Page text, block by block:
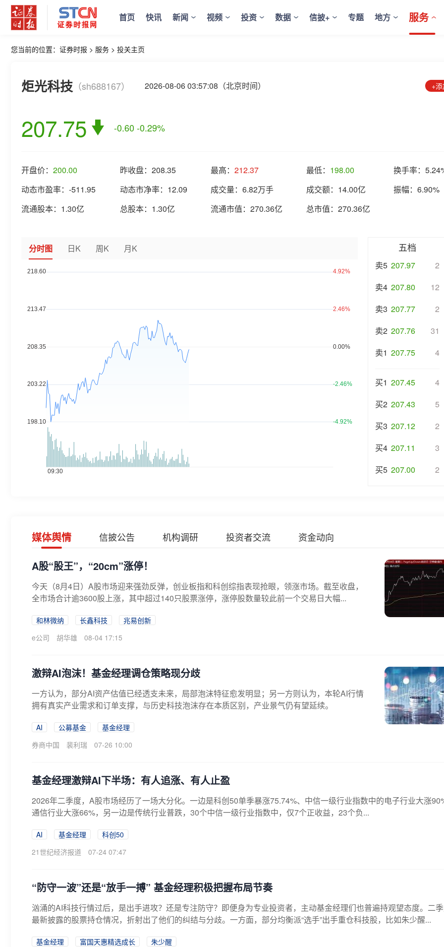
首页 快讯 新闻 视频 投资 数据 信披+ 专题 地方 服务
您当前的位置： 证券时报 > 服务 > 投关主页
炬光科技 （sh688167） 2026-08-06 03:57:08（北京时间） +
207.75 -0.60-0.29%
开盘价： 200.00 昨收盘： 208.35 最高： 212.37 最低： 198.00 换手率：
动态市盈率： -511.95 动态市净率： 12.09 成交量： 6.82万手 成交额： 14.00亿 振幅： 6.90%
流通股本： 1.30亿 总股本： 1.30亿 流通市值： 270.36亿 总市值： 270.36亿
分时图 日K 周K 月K 五档
卖5 207.97
2
卖4 207.80
12
卖3 207.77
2
卖2 207.76
31
卖1 207.75 4
买1 207.45
4
买2 207.43
5
买3 207.12
2
买4 207.11
3
买5 207.00 2
媒体舆情 信披公告 机构调研 投资者交流 资金动向
A股“股王”，“20cm”涨停！
今天（8月4日）A股市场迎来强劲反弹，创业板指和科创综指表现抢眼，领涨市场。截至收盘，
全市场合计逾3600股上涨，其中超过140只股票涨停，涨停股数量较此前一个交易日大幅...
和林微纳 长鑫科技
兆易创新
e公司
胡华雄 08-04 17:15
激辩AI泡沫！基金经理调仓策略现分歧
一方认为，部分AI资产估值已经透支未来，局部泡沫特征愈发明显；另一方则认为，本轮AI行情
拥有真实产业需求和订单支撑，与历史科技泡沫存在本质区别，产业景气仍有望延续。
AI 公募基金
基金经理
券商中国
裴利瑞 07-26 10:00
基金经理激辩AI下半场：有人追涨、有人止盈
2026年二季度，A股市场经历了一场大分化。一边是科创50单季暴涨75.74%、中信一级行业指数中的电子行业大涨
通信行业大涨66%，另一边是传统行业普跌，30个中信一级行业指数中，仅7个正收益，23个负...
AI 基金经理
科创50
21世纪经济报道
07-24 07:47
“防守一波”还是“放手一搏” 基金经理积极把握布局节奏
汹涌的AI科技行情过后，是出手进攻？还是专注防守？即便身为专业投资者，主动基金经理们也普遍持观望态度。二
最新披露的股票持仓情况，折射出了他们的纠结与分歧。一方面，部分均衡派“选手”出手重仓科技股，比如朱少醒...
基金经理 富国天惠精选成长
朱少醒